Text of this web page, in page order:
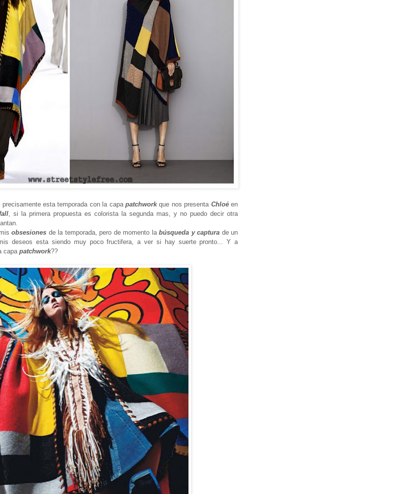
esta temporada con la capapatchworkque nos presenta Chloéen
, si la primera propuesta es colorista la segunda mas, y no puedo decir otra
obsesiones de la temporada, pero de momento labúsqueda y captura de un
deseos esta siendo muy poco fructifera, a ver si hay suerte pronto... Y a
capa patchwork??